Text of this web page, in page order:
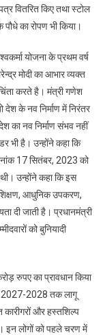
वितरित किए तथा स्टोल
का रोपण भी किया।
योजना के प्रथम वर्ष
मोदी का आभार व्यक्त
चिंता करते है। मंत्री गणेश
देश के नव निर्माण में निरंतर
का नव निर्माण संभव नहीं
भी है। उन्होंने कहा कि
17 सितंबर, 2023 को
उन्होंने कहा कि इस
आधुनिक उपकरण,
दी जाती है। प्रधानमंत्री
को बुनियादी
रुपए का प्रावधान किया
2027-2028 तक लागू
कारीगरों और हस्तशिल्प
इन लोगों को पहले चरण में